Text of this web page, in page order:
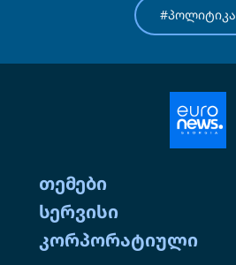
#პოლიტიკა
თემები
სერვისი
კორპორატიული